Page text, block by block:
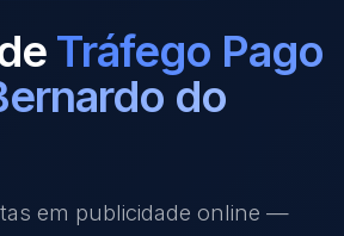
Tráfego Pago
do
em publicidade online —